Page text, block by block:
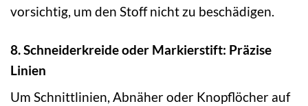
vorsichtig, um den Stoff nicht zu beschädigen.
8. Schneiderkreide oder Markierstift: Präzise
Linien
Um Schnittlinien, Abnäher oder Knopflöcher auf